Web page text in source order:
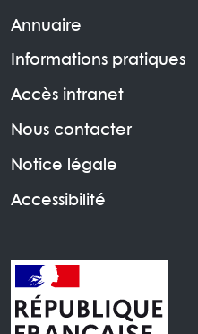
Annuaire
Informations pratiques
Accès intranet
Nous contacter
Notice légale
Accessibilité